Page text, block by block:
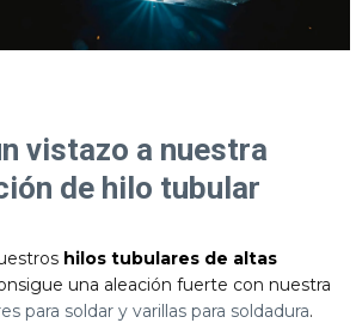
vistazo a nuestra
de hilo tubular
hilos tubulares de altas
una aleación fuerte con nuestra
para soldar y varillas para soldadura.